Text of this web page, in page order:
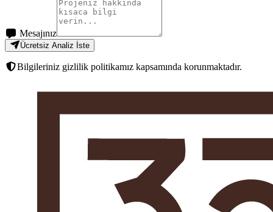
Mesajınız
Ücretsiz Analiz İste
Bilgileriniz gizlilik politikamız kapsamında korunmaktadır.